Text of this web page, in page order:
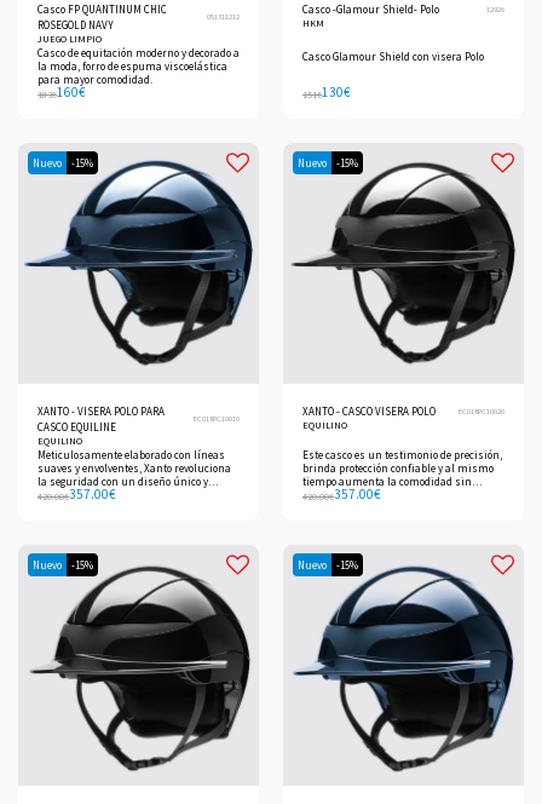
Casco FP QUANTINUM CHIC
ROSEGOLD NAVY
051311212
JUEGO LIMPIO
Casco de equitación moderno y decorado a
la moda, forro de espuma viscoelástica
para mayor comodidad.
183€160€
Casco -Glamour Shield- Polo 12926
HKM
Casco Glamour Shield con visera Polo
151€130€
Nuevo -15%
XANTO - VISERA POLO PARA
CASCO EQUILINE
EC018PC10010
EQUILINO
Meticulosamente elaborado con líneas
suaves y envolventes, Xanto revoluciona
la seguridad con un diseño único y
elegante.
420.00€357.00€
Nuevo -15%
XANTO - CASCO VISERA POLO EC018PC10020
EQUILINO
Este casco es un testimonio de precisión,
brinda protección confiable y al mismo
tiempo aumenta la comodidad sin
comprometer nunca el estilo.
420.00€357.00€
Nuevo -15% Nuevo -15%